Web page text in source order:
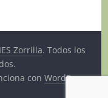
Zorrilla. Todos los
conWordPress.